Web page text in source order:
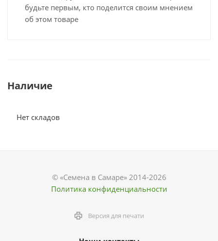
будьте первым, кто поделится своим мнением
об этом товаре
Наличие
Нет складов
© «Семена в Самаре» 2014-2026
Политика конфиденциальности
Версия для печати